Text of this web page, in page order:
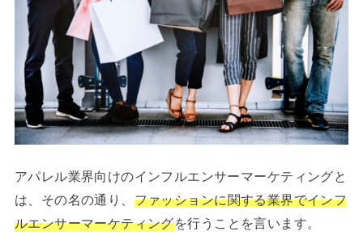
アパレル業界向けのインフルエンサーマーケティングと
は、その名の通り、 ファッションに関する業界でインフ
ルエンサーマーケティングを行うことを言います。